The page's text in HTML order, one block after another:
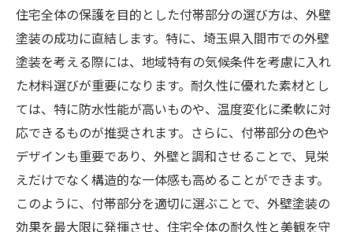
住宅全体の保護を目的とした付帯部分の選び方は、外壁
塗装の成功に直結します。特に、埼玉県入間市での外壁
塗装を考える際には、地域特有の気候条件を考慮に入れ
た材料選びが重要になります。耐久性に優れた素材とし
ては、特に防水性能が高いものや、温度変化に柔軟に対
応できるものが推奨されます。さらに、付帯部分の色や
デザインも重要であり、外壁と調和させることで、見栄
えだけでなく構造的な一体感も高めることができます。
このように、付帯部分を適切に選ぶことで、外壁塗装の
効果を最大限に発揮させ、住宅全体の耐久性と美観を守